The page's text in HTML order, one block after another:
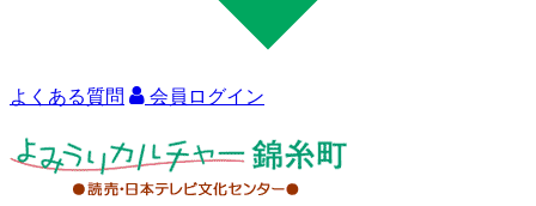
よくある質問 会員ログイン